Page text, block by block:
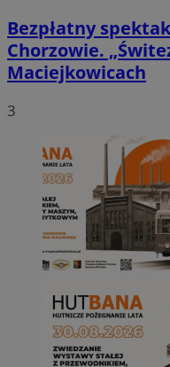
Bezpłatny
Chorzowie.
Maciejkowicach
3